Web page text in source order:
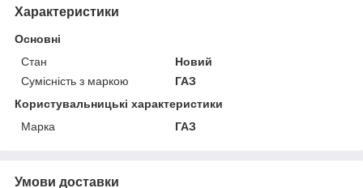
Характеристики
Основні
Стан
Новий
Сумісність з маркою
ГАЗ
Користувальницькі характеристики
Марка
ГАЗ
Умови доставки